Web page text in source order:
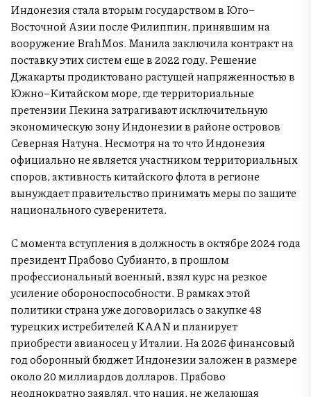
Индонезия стала вторым государством в Юго–
Восточной Азии после Филиппин, принявшим на
вооружение BrahMos. Манила заключила контракт на
поставку этих систем еще в 2022 году. Решение
Джакарты продиктовано растущей напряженностью в
Южно–Китайском море, где территориальные
претензии Пекина затрагивают исключительную
экономическую зону Индонезии в районе островов
Северная Натуна. Несмотря на то что Индонезия
официально не является участником территориальных
споров, активность китайского флота в регионе
вынуждает правительство принимать меры по защите
национального суверенитета.
С момента вступления в должность в октябре 2024 года
президент Прабово Субианто, в прошлом
профессиональный военный, взял курс на резкое
усиление обороноспособности. В рамках этой
политики страна уже договорилась о закупке 48
турецких истребителей KAAN и планирует
приобрести авианосец у Италии. На 2026 финансовый
год оборонный бюджет Индонезии заложен в размере
около 20 миллиардов долларов. Прабово
неоднократно заявлял, что нация, не желающая